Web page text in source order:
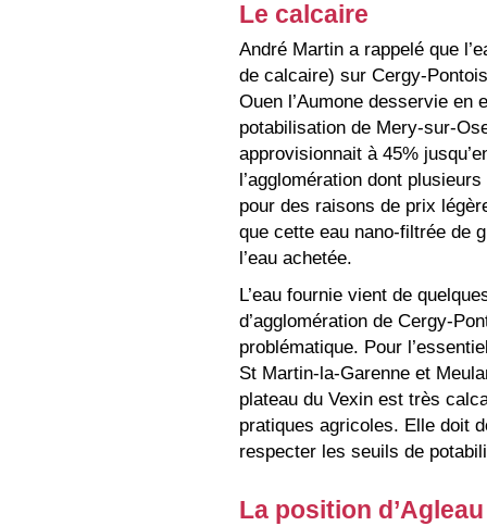
Le calcaire
André Martin a rappelé que
de calcaire) sur Cergy-
Ouen l’Aumone desservie en
potabilisation de Mery-sur-
approvisionnait à 45%
l’agglomération dont
pour des raisons de prix
que cette eau nano-filtrée de
l’eau achetée.
L’eau fournie vient de
d’agglomération de Cergy-
problématique. Pour
St Martin-la-Garenne et
plateau du Vexin est très
pratiques agricoles. Elle doit
respecter les seuils de
La position d’Agleau